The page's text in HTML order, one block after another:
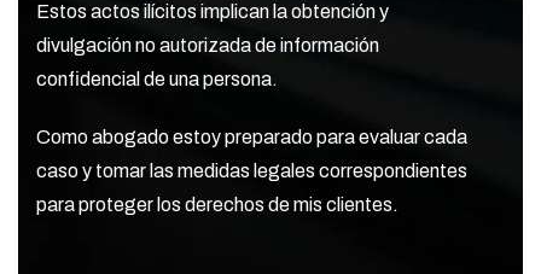
Estos actos ilícitos implican la obtención y
divulgación no autorizada de información
confidencial de una persona.
Como abogado estoy preparado para evaluar cada
caso y tomar las medidas legales correspondientes
para proteger los derechos de mis clientes.